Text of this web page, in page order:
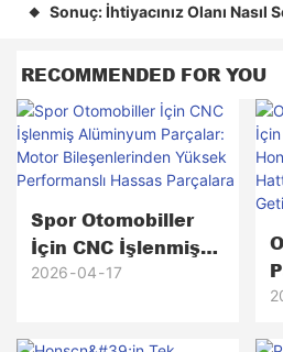
◆ Sonuç: İhtiyacınız Olanı Nasıl
RECOMMENDED FOR YOU
Spor Otomobiller
İçin CNC İşlenmiş
Alüminyum
2026 04 17